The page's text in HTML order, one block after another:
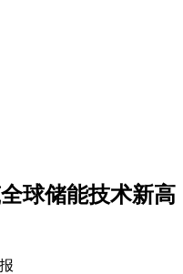
球储能技术新高